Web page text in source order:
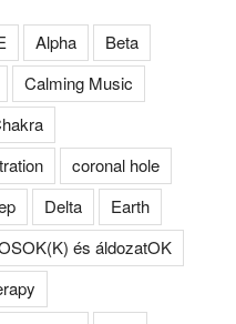
Alpha
Beta
Calming Music
coronal hole
Delta
Earth
és áldozatOK